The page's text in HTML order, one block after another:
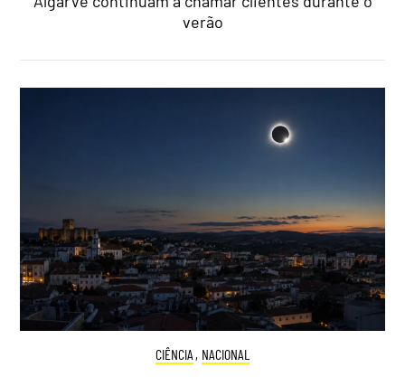
verão
CIÊNCIA , NACIONAL